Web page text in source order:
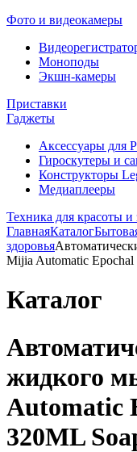
Фото и видеокамеры
Моноподы
Экшн-камеры
Приставки
Гаджеты
Аксессуары для
Гироскутеры и
Конструкторы
Медиаплееры
Техника для красоты и
ГлавнаяКаталог
здоровья
Mijia Automatic Epochal
Каталог
жидкого
Automatic
320ML